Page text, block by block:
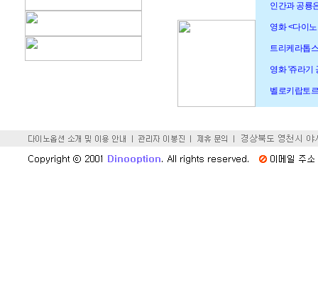
인간과 공룡
영화 <다이
트리케라톱
영화 '쥬라기
벨로키랍토